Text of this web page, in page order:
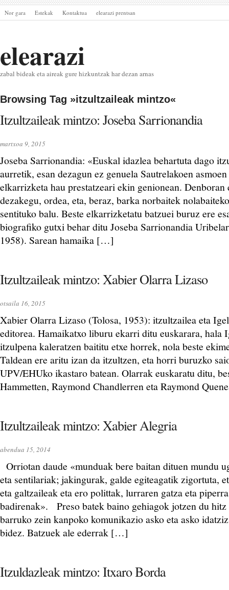
Nor gara Estekak Kontaktua elearazi prentsan
elearazi
zabal bideak eta aireak gure hizkuntzak har dezan arnas
Browsing Tag »itzultzaileak mintzo«
Itzultzaileak mintzo: Joseba Sarrionandia
martxoa 9, 2015
Joseba Sarrionandia: «Euskal idazlea behartuta dago
aurretik, esan dezagun ez genuela Sautrelakoen
elkarrizketa hau prestatzeari ekin genionean. Denboran
dezakegu, ordea, eta, beraz, barka norbaitek
sentituko balu. Beste elkarrizketatu batzuei buruz ere
biografiko gutxi behar ditu Joseba Sarrionandia
1958). Sarean hamaika […]
Itzultzaileak mintzo: Xabier Olarra Lizaso
otsaila 16, 2015
Xabier Olarra Lizaso (Tolosa, 1953): itzultzailea eta
editorea. Hamaikatxo liburu ekarri ditu euskarara, hala
itzulpena kaleratzen baititu etxe horrek, nola beste
Taldean ere aritu izan da itzultzen, eta horri buruzko
UPV/EHUko ikastaro batean. Olarrak euskaratu ditu,
Hammetten, Raymond Chandlerren eta Raymond
Itzultzaileak mintzo: Xabier Alegria
abendua 15, 2014
Orriotan daude «munduak bere baitan dituen mundu
eta sentilariak; jakingurak, galde egiteagatik zigortuta,
eta galtzaileak eta ero polittak, lurraren gatza eta
badirenak». Preso batek baino gehiagok jotzen du hitz
barruko zein kanpoko komunikazio asko eta asko
bidez. Batzuek ale ederrak […]
Itzuldazleak mintzo: Itxaro Borda